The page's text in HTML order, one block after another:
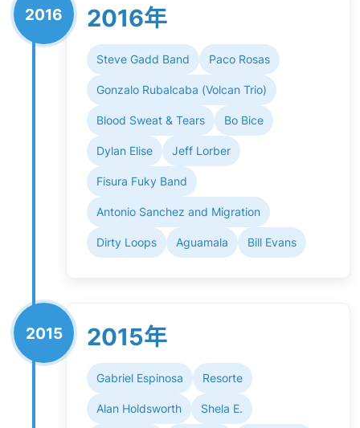
2016 2016年
Steve Gadd Band Paco Rosas
Gonzalo Rubalcaba (Volcan Trio)
Blood Sweat & Tears Bo Bice
Dylan Elise Jeff Lorber
Fisura Fuky Band
Antonio Sanchez and Migration
Dirty Loops Aguamala Bill Evans
2015 2015年
Gabriel Espinosa Resorte
Alan Holdsworth Shela E.